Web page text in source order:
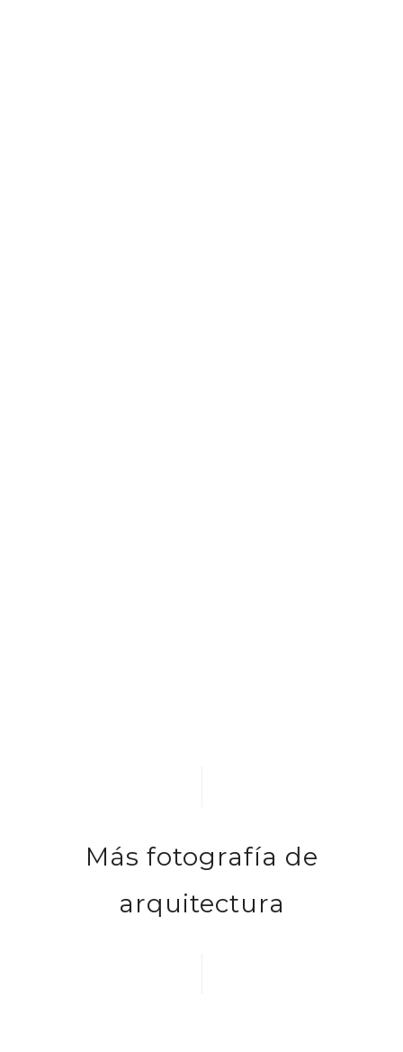
Más fotografía de
arquitectura